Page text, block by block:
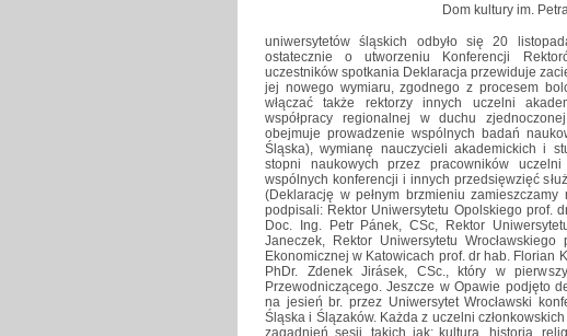
Dom kultury im.
uniwersytetów śląskich odbyło się 20
ostatecznie o utworzeniu Konferencji
uczestników spotkania Deklaracja przewiduje
jej nowego wymiaru, zgodnego z procesem
włączać także rektorzy innych uczelni
współpracy regionalnej w duchu
obejmuje prowadzenie wspólnych badań
Śląska), wymianę nauczycieli akademickich i
stopni naukowych przez pracowników uczelni
wspólnych konferencji i innych przedsięwzięć
(Deklarację w pełnym brzmieniu
podpisali: Rektor Uniwersytetu Opolskiego prof.
Doc. Ing. Petr Pánek, CSc, Rektor
Janeczek, Rektor Uniwersytetu
Ekonomicznej w Katowicach prof. dr hab. Florian
PhDr. Zdenek Jirásek, CSc., który w
Przewodniczącego. Jeszcze w Opawie podjęto
na jesień br. przez Uniwersytet Wrocławski
Śląska i Ślązaków. Każda z uczelni
zagadnień sesji, takich jak: kultura, historia,